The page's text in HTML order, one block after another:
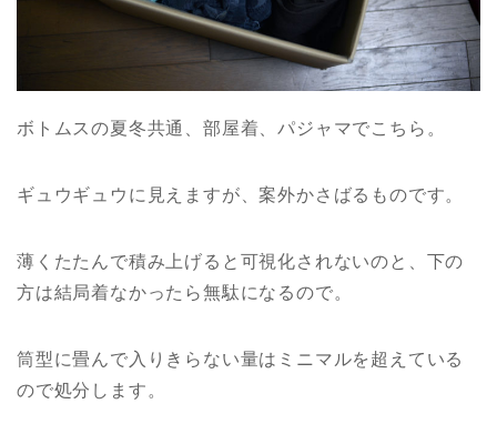
ボトムスの夏冬共通、部屋着、パジャマでこちら。
ギュウギュウに見えますが、案外かさばるものです。
薄くたたんで積み上げると可視化されないのと、下の
方は結局着なかったら無駄になるので。
筒型に畳んで入りきらない量はミニマルを超えている
ので処分します。